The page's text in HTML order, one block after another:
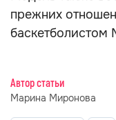
прежних
Автор статьи
Марина Миронова